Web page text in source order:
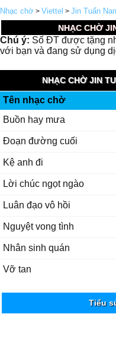
Nhạc chờ > Viettel > Jin Tuấn
NHẠC CHỜ
Chú ý: Số ĐT được tặng
với bạn và đang sử dụng
NHẠC CHỜ JIN
Tên nhạc chờ
Buồn hay mưa
Đoạn đường cuối
Kệ anh đi
Lời chúc ngọt ngào
Luân đạo vô hồi
Nguyệt vong tình
Nhân sinh quán
Vỡ tan
Tiểu